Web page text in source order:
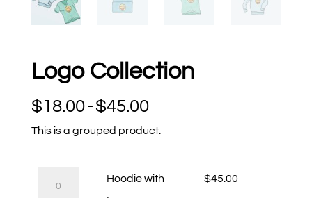
Logo Collection
$18.00-$45.00Rango
de
desde
This is a grouped product.
Hoodie with
$45.00